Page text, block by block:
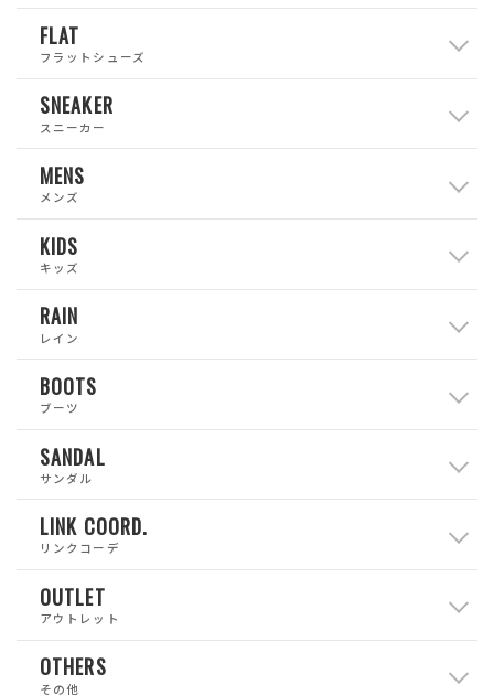
FLAT
フラットシューズ
SNEAKER
スニーカー
MENS
メンズ
KIDS
キッズ
RAIN
レイン
BOOTS
ブーツ
SANDAL
サンダル
LINK COORD.
リンクコーデ
OUTLET
アウトレット
OTHERS
その他